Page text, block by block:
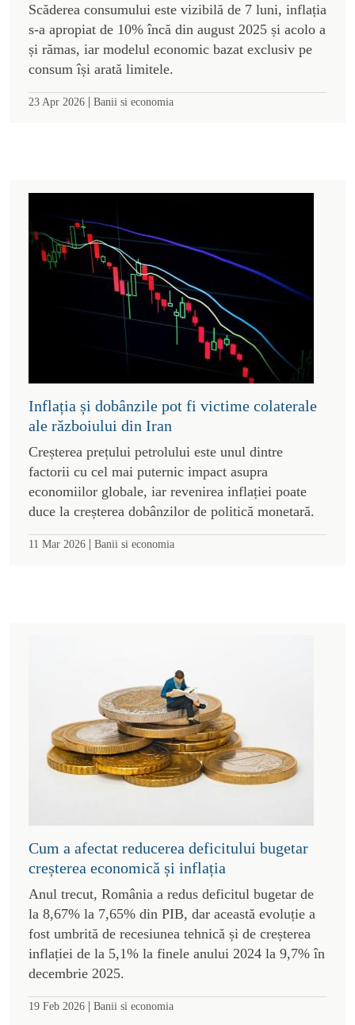
Scăderea consumului este vizibilă de 7 luni, inflația
s-a apropiat de 10% încă din august 2025 și acolo a
și rămas, iar modelul economic bazat exclusiv pe
consum își arată limitele.
23 Apr 2026 | Banii si economia
Inflația și dobânzile pot fi victime colaterale
ale războiului din Iran
Creșterea prețului petrolului este unul dintre
factorii cu cel mai puternic impact asupra
economiilor globale, iar revenirea inflației poate
duce la creșterea dobânzilor de politică monetară.
11 Mar 2026 | Banii si economia
Cum a afectat reducerea deficitului bugetar
creșterea economică și inflația
Anul trecut, România a redus deficitul bugetar de
la 8,67% la 7,65% din PIB, dar această evoluție a
fost umbrită de recesiunea tehnică și de creșterea
inflației de la 5,1% la finele anului 2024 la 9,7% în
decembrie 2025.
19 Feb 2026 | Banii si economia